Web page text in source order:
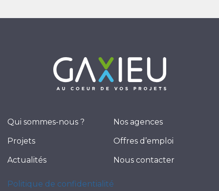
Qui sommes-nous ?
Projets
Actualités
Nos agences
Offres d’emploi
Nous contacter
Politique de confidentialité